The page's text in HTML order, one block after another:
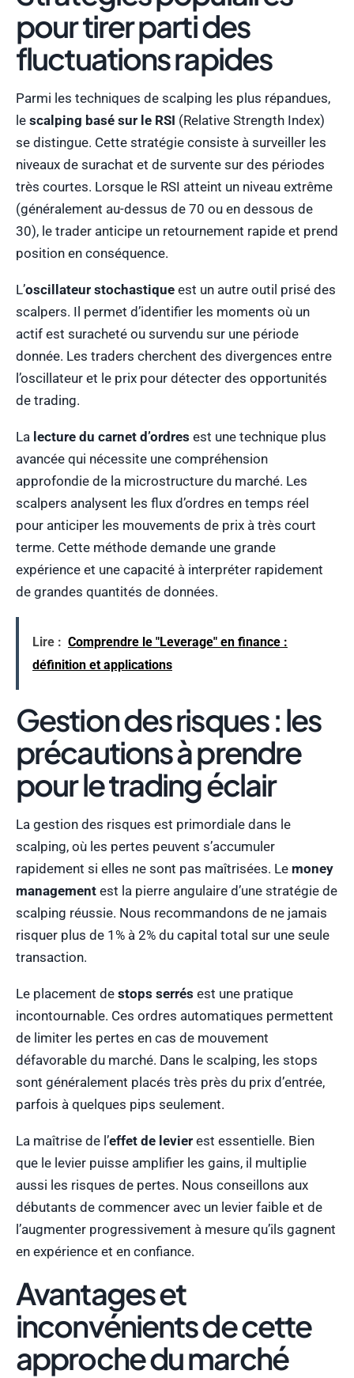
pour tirer parti des
fluctuations rapides
Parmi les techniques de scalping les plus répandues,
le scalping basé sur le RSI (Relative Strength Index)
se distingue. Cette stratégie consiste à surveiller les
niveaux de surachat et de survente sur des périodes
très courtes. Lorsque le RSI atteint un niveau extrême
(généralement au-dessus de 70 ou en dessous de
30), le trader anticipe un retournement rapide et prend
position en conséquence.
L’oscillateur stochastique est un autre outil prisé des
scalpers. Il permet d’identifier les moments où un
actif est suracheté ou survendu sur une période
donnée. Les traders cherchent des divergences entre
l’oscillateur et le prix pour détecter des opportunités
de trading.
La lecture du carnet d’ordres est une technique plus
avancée qui nécessite une compréhension
approfondie de la microstructure du marché. Les
scalpers analysent les flux d’ordres en temps réel
pour anticiper les mouvements de prix à très court
terme. Cette méthode demande une grande
expérience et une capacité à interpréter rapidement
de grandes quantités de données.
Lire : Comprendre le "Leverage" en finance :
définition et applications
Gestion des risques : les
précautions à prendre
pour le trading éclair
La gestion des risques est primordiale dans le
scalping, où les pertes peuvent s’accumuler
rapidement si elles ne sont pas maîtrisées. Le money
management est la pierre angulaire d’une stratégie de
scalping réussie. Nous recommandons de ne jamais
risquer plus de 1% à 2% du capital total sur une seule
transaction.
Le placement de stops serrés est une pratique
incontournable. Ces ordres automatiques permettent
de limiter les pertes en cas de mouvement
défavorable du marché. Dans le scalping, les stops
sont généralement placés très près du prix d’entrée,
parfois à quelques pips seulement.
La maîtrise de l’effet de levier est essentielle. Bien
que le levier puisse amplifier les gains, il multiplie
aussi les risques de pertes. Nous conseillons aux
débutants de commencer avec un levier faible et de
l’augmenter progressivement à mesure qu’ils gagnent
en expérience et en confiance.
Avantages et
inconvénients de cette
approche du marché